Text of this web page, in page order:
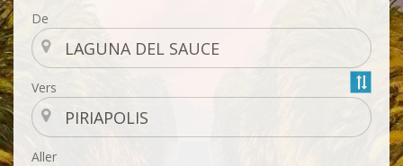
De
Vers
Aller